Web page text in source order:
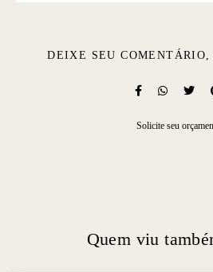
DEIXE SEU COMENTÁRIO,
Solicite seu
Quem viu